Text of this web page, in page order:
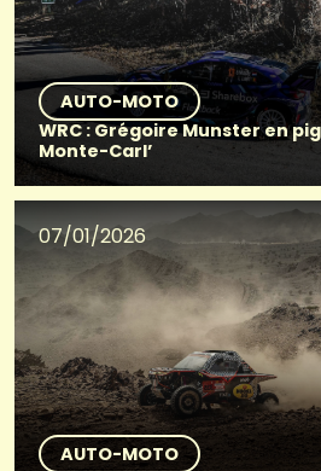
AUTO-MOTO
WRC : Grégoire Munster en
Monte-Carl’
07/01/2026
AUTO-MOTO